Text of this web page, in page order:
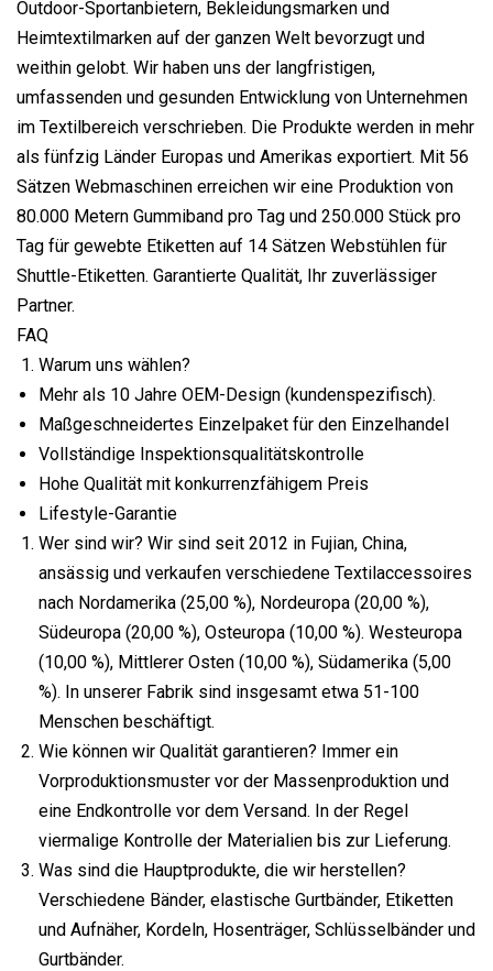
Outdoor-Sportanbietern, Bekleidungsmarken und
Heimtextilmarken auf der ganzen Welt bevorzugt und
weithin gelobt. Wir haben uns der langfristigen,
umfassenden und gesunden Entwicklung von Unternehmen
im Textilbereich verschrieben. Die Produkte werden in mehr
als fünfzig Länder Europas und Amerikas exportiert. Mit 56
Sätzen Webmaschinen erreichen wir eine Produktion von
80.000 Metern Gummiband pro Tag und 250.000 Stück pro
Tag für gewebte Etiketten auf 14 Sätzen Webstühlen für
Shuttle-Etiketten. Garantierte Qualität, Ihr zuverlässiger
Partner.
FAQ
Warum uns wählen?
Mehr als 10 Jahre OEM-Design (kundenspezifisch).
Maßgeschneidertes Einzelpaket für den Einzelhandel
Vollständige Inspektionsqualitätskontrolle
Hohe Qualität mit konkurrenzfähigem Preis
Lifestyle-Garantie
Wer sind wir? Wir sind seit 2012 in Fujian, China,
ansässig und verkaufen verschiedene Textilaccessoires
nach Nordamerika (25,00 %), Nordeuropa (20,00 %),
Südeuropa (20,00 %), Osteuropa (10,00 %). Westeuropa
(10,00 %), Mittlerer Osten (10,00 %), Südamerika (5,00
%). In unserer Fabrik sind insgesamt etwa 51-100
Menschen beschäftigt.
Wie können wir Qualität garantieren? Immer ein
Vorproduktionsmuster vor der Massenproduktion und
eine Endkontrolle vor dem Versand. In der Regel
viermalige Kontrolle der Materialien bis zur Lieferung.
Was sind die Hauptprodukte, die wir herstellen?
Verschiedene Bänder, elastische Gurtbänder, Etiketten
und Aufnäher, Kordeln, Hosenträger, Schlüsselbänder und
Gurtbänder.